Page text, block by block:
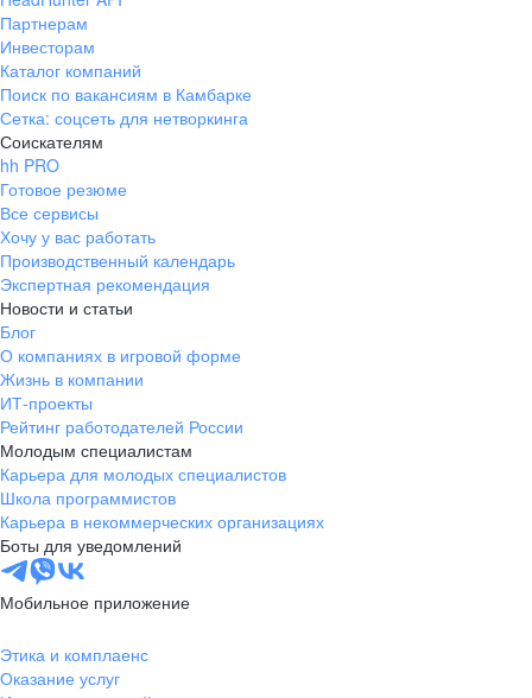
Партнерам
Инвесторам
Каталог компаний
Поиск по вакансиям в Камбарке
Сетка: соцсеть для нетворкинга
Соискателям
hh PRO
Готовое резюме
Все сервисы
Хочу у вас работать
Производственный календарь
Экспертная рекомендация
Новости и статьи
Блог
О компаниях в игровой форме
Жизнь в компании
ИТ-проекты
Рейтинг работодателей России
Молодым специалистам
Карьера для молодых специалистов
Школа программистов
Карьера в некоммерческих организациях
Боты для уведомлений
Мобильное приложение
Этика и комплаенс
Оказание услуг